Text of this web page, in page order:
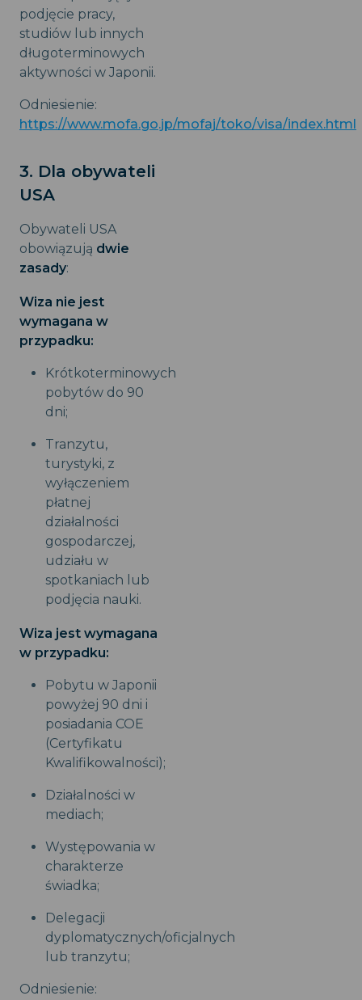
podjęcie pracy,
studiów lub innych
długoterminowych
aktywności w Japonii.
Odniesienie:
https://www.mofa.go.jp/mofaj/toko/visa/index.html
3. Dla obywateli
USA
Obywateli USA
obowiązują dwie
zasady:
Wiza nie jest
wymagana w
przypadku:
Krótkoterminowych
pobytów do 90
dni;
Tranzytu,
turystyki, z
wyłączeniem
płatnej
działalności
gospodarczej,
udziału w
spotkaniach lub
podjęcia nauki.
Wiza jest wymagana
w przypadku:
Pobytu w Japonii
powyżej 90 dni i
posiadania COE
(Certyfikatu
Kwalifikowalności);
Działalności w
mediach;
Występowania w
charakterze
świadka;
Delegacji
dyplomatycznych/oficjalnych
lub tranzytu;
Odniesienie: